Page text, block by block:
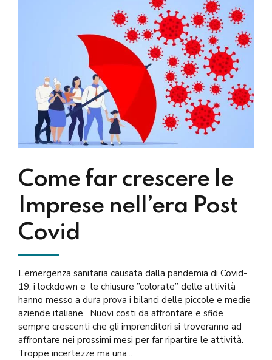
Come far crescere le
Imprese nell’era Post
Covid
L’emergenza sanitaria causata dalla pandemia di Covid-
19, i lockdown e le chiusure ”colorate” delle attività
hanno messo a dura prova i bilanci delle piccole e medie
aziende italiane. Nuovi costi da affrontare e sfide
sempre crescenti che gli imprenditori si troveranno ad
affrontare nei prossimi mesi per far ripartire le attività.
Troppe incertezze ma una...